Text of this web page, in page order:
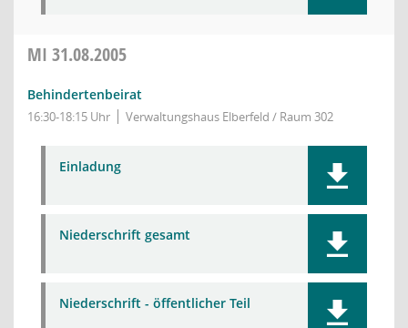
MI 31.08.2005
Behindertenbeirat
16:30-18:15 Uhr Verwaltungshaus Elberfeld / Raum 302
Einladung
Niederschrift gesamt
Niederschrift - öffentlicher Teil